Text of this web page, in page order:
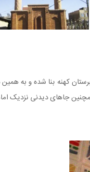
کهنه بنا شده و به همین
جاهای دیدنی نزدیک